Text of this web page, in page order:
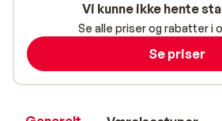
Vi kunne ikke hente
Se alle priser og rabatter i
Se priser